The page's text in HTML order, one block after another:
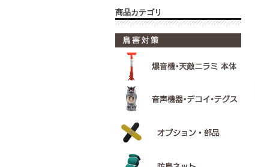
商品カテゴリ